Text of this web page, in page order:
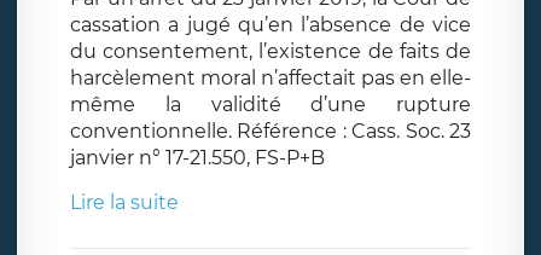
cassation a jugé qu’en l’absence de vice
du consentement, l’existence de faits de
harcèlement moral n’affectait pas en elle-
même la validité d’une rupture
conventionnelle. Référence : Cass. Soc. 23
janvier n° 17-21.550, FS-P+B
Lire la suite